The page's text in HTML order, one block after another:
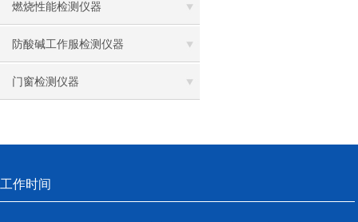
燃烧性能检测仪器
防酸碱工作服检测仪器
门窗检测仪器
工作时间